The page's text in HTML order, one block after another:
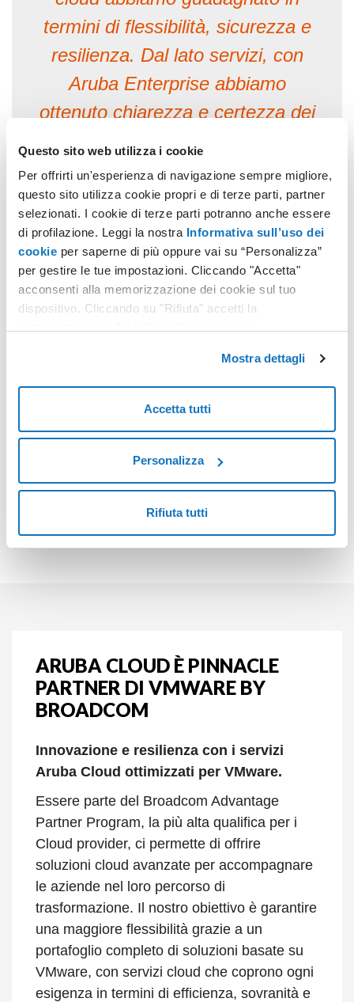
Questo sito web utilizza i cookie
Per offrirti un'esperienza di navigazione sempre migliore,
questo sito utilizza cookie propri e di terze parti, partner
selezionati. I cookie di terze parti potranno anche essere
di profilazione. Leggi la nostra Informativa sull’uso dei
cookie per saperne di più oppure vai su “Personalizza”
per gestire le tue impostazioni. Cliccando "Accetta"
acconsenti alla memorizzazione dei cookie sul tuo
dispositivo. Cliccando su "Rifiuta" accetti la
Mostra dettagli
Accetta tutti
Personalizza
Rifiuta tutti
termini di flessibilità, sicurezza e
resilienza. Dal lato servizi, con
Aruba Enterprise abbiamo
ottenuto chiarezza e certezza dei
risolvendo così un punto per noi
storicamente critico. L'esperienza
è assolutamente positiva, se
dovessi consigliarla ad altri
colleghi lo farei senza alcuna
incertezza perché da questo
ricavato solamente vantaggi."
Paolo Accorsi, Responsabile IT Vimec Srl
Scarica il documento
ARUBA CLOUD È PINNACLE
PARTNER DI VMWARE BY
BROADCOM
Innovazione e resilienza con i servizi
Aruba Cloud ottimizzati per VMware.
Essere parte del Broadcom Advantage
Partner Program, la più alta qualifica per i
Cloud provider, ci permette di offrire
soluzioni cloud avanzate per accompagnare
le aziende nel loro percorso di
trasformazione. Il nostro obiettivo è garantire
una maggiore flessibilità grazie a un
portafoglio completo di soluzioni basate su
VMware, con servizi cloud che coprono ogni
esigenza in termini di efficienza, sovranità e